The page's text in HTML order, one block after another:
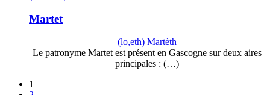
Martet
(lo,eth) Martèth
Le patronyme Martet est présent en Gascogne sur deux aires
principales : (…)
1